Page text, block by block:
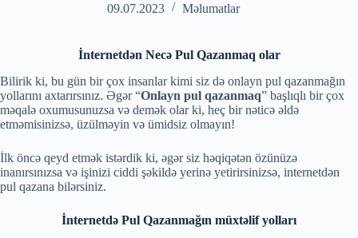
09.07.2023 Məlumatlar
İnternetdən Necə Pul Qazanmaq olar
Bilirik ki, bu gün bir çox insanlar kimi siz də onlayn pul qazanmağın
yollarını axtarırsınız. Əgər “Onlayn pul qazanmaq” başlıqlı bir çox
məqalə oxumusunuzsa və demək olar ki, heç bir nəticə əldə
etməmisinizsə, üzülməyin və ümidsiz olmayın!
İlk öncə qeyd etmək istərdik ki, əgər siz həqiqətən özünüzə
inanırsınızsa və işinizi ciddi şəkildə yerinə yetirirsinizsə, internetdən
pul qazana bilərsiniz.
İnternetdə Pul Qazanmağın müxtəlif yolları